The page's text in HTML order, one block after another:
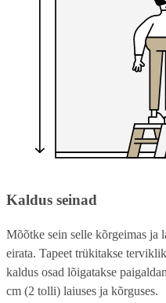
Kaldus seinad
Mõõtke sein selle kõrgeimas ja
eirata. Tapeet trükitakse
kaldus osad lõigatakse
cm (2 tolli) laiuses ja kõrguses.